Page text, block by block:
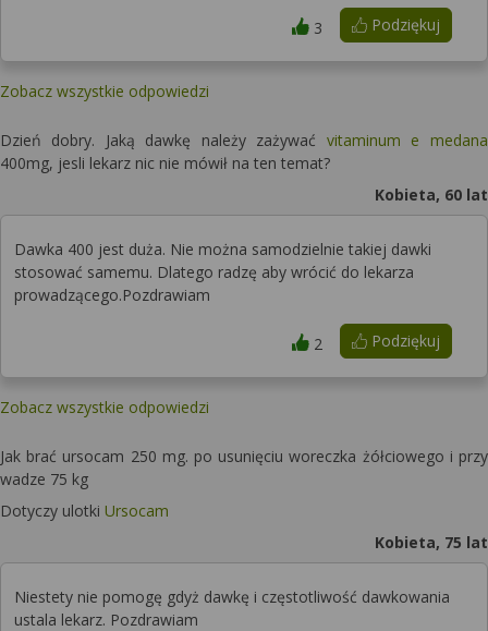
Podziękuj
3
Zobacz wszystkie odpowiedzi
Dzień dobry. Jaką dawkę należy zażywać vitaminum e medana
400mg, jesli lekarz nic nie mówił na ten temat?
Kobieta, 60 lat
Dawka 400 jest duża. Nie można samodzielnie takiej dawki
stosować samemu. Dlatego radzę aby wrócić do lekarza
prowadzącego.Pozdrawiam
Podziękuj
2
Zobacz wszystkie odpowiedzi
Jak brać ursocam 250 mg. po usunięciu woreczka żółciowego i przy
wadze 75 kg
Dotyczy ulotki Ursocam
Kobieta, 75 lat
Niestety nie pomogę gdyż dawkę i częstotliwość dawkowania
ustala lekarz. Pozdrawiam